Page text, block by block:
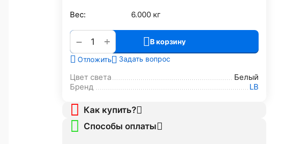
Вес: 6.000 кг
+
− В корзину
Отложить Задать вопрос
Цвет света
Белый
Бренд
LB
Как купить?
Способы оплаты